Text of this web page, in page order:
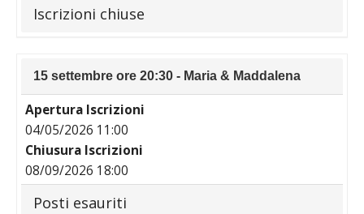
Iscrizioni chiuse
15 settembre ore 20:30 - Maria & Maddalena
Apertura Iscrizioni
04/05/2026 11:00
Chiusura Iscrizioni
08/09/2026 18:00
Posti esauriti